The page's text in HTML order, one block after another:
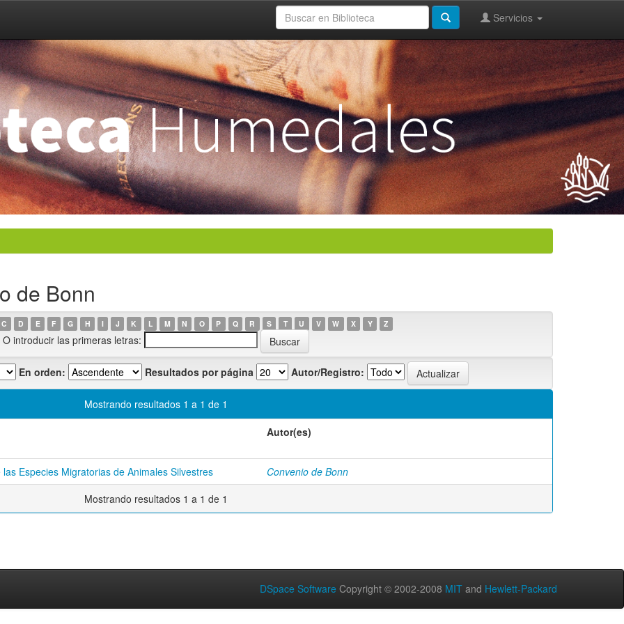
Servicios
de Bonn
C D E F G H I J K L M N O P Q R S T U V W X Y Z
O introducir las primeras letras:
En orden: Resultados por página Autor/Registro:
Mostrando resultados 1 a 1 de 1
Autor(es)
Especies Migratorias de Animales Silvestres
Convenio de Bonn
Mostrando resultados 1 a 1 de 1
DSpace Software Copyright © 2002-2008 MIT and Hewlett-Packard